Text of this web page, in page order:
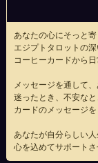
あなたの心にそっと
エジプトタロットの深
コーヒーカードから
メッセージを通して
迷ったとき、不安なと
カードのメッセージ
あなたが自分らしい人
心を込めてサポートさ